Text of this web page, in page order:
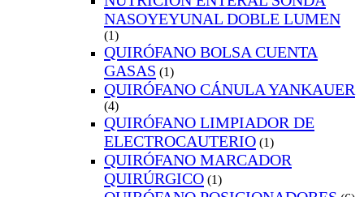
NASOYEYUNAL DOBLE LUMEN
(1)
QUIRÓFANO BOLSA CUENTA
GASAS (1)
QUIRÓFANO CÁNULA YANKAUER
(4)
QUIRÓFANO LIMPIADOR DE
ELECTROCAUTERIO (1)
QUIRÓFANO MARCADOR
QUIRÚRGICO (1)